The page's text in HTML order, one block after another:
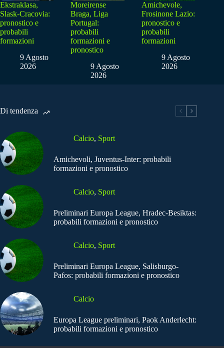
Ekstraklasa,
Slask-Cracovia:
pronostico e
probabili
formazioni
9 Agosto
2026
Moreirense
Braga, Liga
Portugal:
probabili
formazioni e
pronostico
9 Agosto
2026
Amichevole,
Frosinone Lazio:
pronostico e
probabili
formazioni
9 Agosto
2026
Di tendenza
Calcio, Sport
Amichevoli, Juventus-Inter: probabili
formazioni e pronostico
Calcio, Sport
Preliminari Europa League, Hradec-Besiktas:
probabili formazioni e pronostico
Calcio, Sport
Preliminari Europa League, Salisburgo-
Pafos: probabili formazioni e pronostico
Calcio
Europa League preliminari, Paok Anderlecht:
probabili formazioni e pronostico